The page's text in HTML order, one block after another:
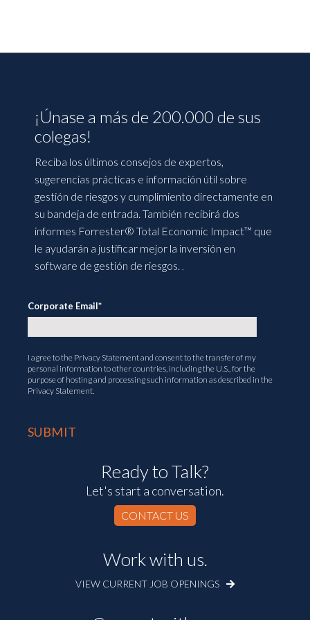
¡Únase a más de 200.000 de sus
colegas!
Reciba los últimos consejos de expertos,
sugerencias prácticas e información útil sobre
gestión de riesgos y cumplimiento directamente en
su bandeja de entrada. También recibirá dos
informes Forrester® Total Economic Impact™ que
le ayudarán a justificar mejor la inversión en
software de gestión de riesgos.
Corporate Email*
I agree to the Privacy Statementand consent to the transfer of my
personal information to other countries, including the U.S., for the
purpose of hosting and processing such information as described in the
Privacy Statement.
Ready to Talk?
Let's start a conversation.
CONTACT US
Work with us.
VIEW CURRENT JOB OPENINGS